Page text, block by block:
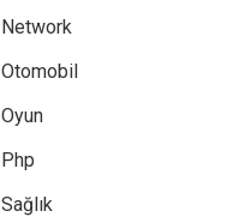
Network
Otomobil
Oyun
Php
Sağlık